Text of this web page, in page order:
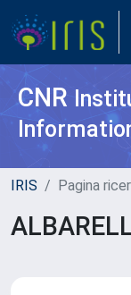
CNR
IRIS Pagina